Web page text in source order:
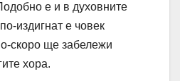
е и в духовните
издигнат е човек
скоро ще забележи
хора.